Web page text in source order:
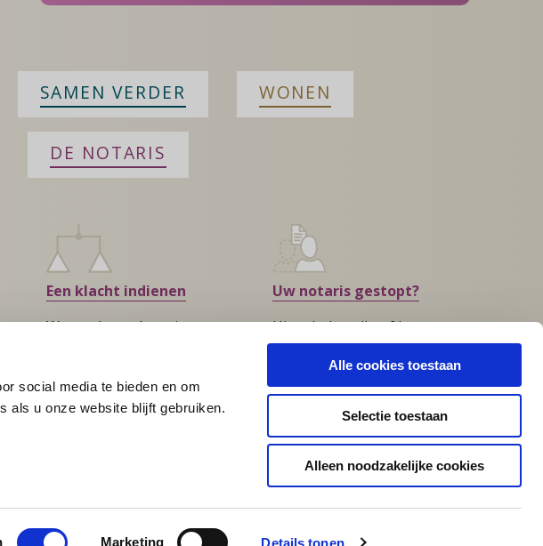
social media te bieden en om
als u onze website blijft gebruiken.
Marketing Details tonen
Alle cookies toestaan
Selectie toestaan
Alleen noodzakelijke cookies
SAMEN VERDER WONEN
DE NOTARIS
Een klacht indienen
Wat te doen als u niet
Uw notaris gestopt?
Hier vindt u zijn of haar
opvolger
Privacy en Cookies Toegankelijkheid Responsible disclosure